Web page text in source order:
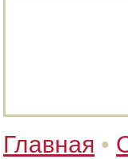
Главная •